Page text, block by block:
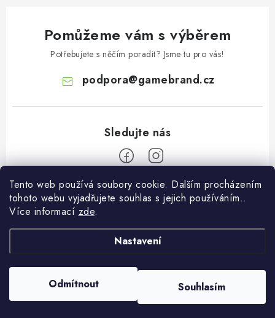
Tento web používá soubory cookie. Dalším procházením
tohoto webu vyjadřujete souhlas s jejich používáním..
Více informací zde.
Nastavení
Odmítnout Souhlasím
Pomůžeme vám s výběrem
Potřebujete s něčím poradit? Jsme tu pro vás!
podpora@gamebrand.cz
Pomoc a informace
Doprava a platba
O Gamebrandu
Blog
Vytvořil Shoptet
Copyright 2026Gamebrand.cz . Všechna práva vyhrazena.